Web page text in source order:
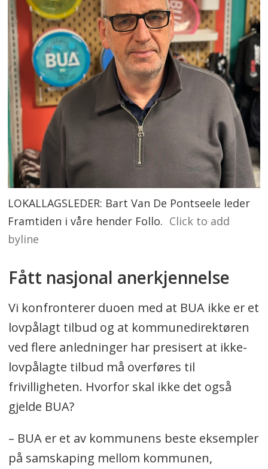
LOKALLAGSLEDER: Bart Van De Pontseele leder
Framtiden i våre hender Follo. Click to add
byline
Fått nasjonal anerkjennelse
Vi konfronterer duoen med at BUA ikke er et
lovpålagt tilbud og at kommunedirektøren
ved flere anledninger har presisert at ikke-
lovpålagte tilbud må overføres til
frivilligheten. Hvorfor skal ikke det også
gjelde BUA?
– BUA er et av kommunens beste eksempler
på samskaping mellom kommunen,